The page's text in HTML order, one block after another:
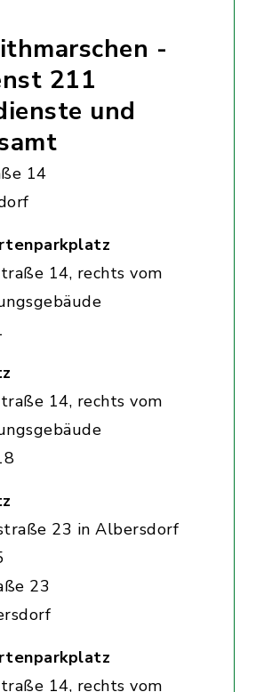
-
211
und
14
14, rechts vom
14, rechts vom
23 in Albersdorf
23
14, rechts vom